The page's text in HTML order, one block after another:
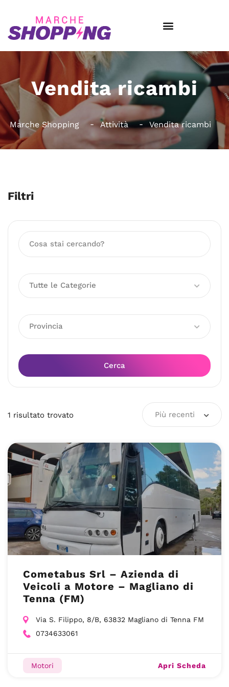
Vendita ricambi
Marche Shopping Attività Vendita ricambi
Filtri
Tutte le Categorie
Provincia
Cerca
1 risultato trovato Più recenti
Cometabus Srl – Azienda di
Veicoli a Motore – Magliano di
Tenna (FM)
Via S. Filippo, 8/B, 63832 Magliano di Tenna FM
0734633061
Motori Apri Scheda